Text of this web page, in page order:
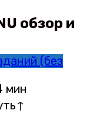
обзор и
(без
мин